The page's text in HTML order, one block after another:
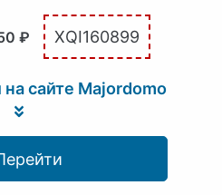
₽ XQI160899
сайте Majordomo